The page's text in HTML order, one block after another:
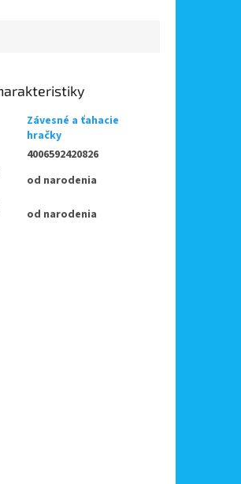
Závesné a ťahacie
hračky
4006592420826
od narodenia
od narodenia